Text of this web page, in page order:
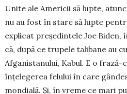
Unite ale Americii să lupte,
nu au fost în stare să lupte
explicat pre­șe­dintele Joe
că, după ce trupele talibane au
Afganistanului, Kabul. E o frază-
înțelegerea felului în care
mondială. Și, în vreme ce mari